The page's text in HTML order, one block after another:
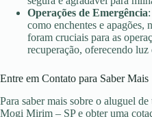
Operações de Emergência
como enchentes e apagões,
foram cruciais para as
recuperação, oferecendo luz
Entre em Contato para Saber Mais
Para saber mais sobre o aluguel
Mogi Mirim – SP e obter uma